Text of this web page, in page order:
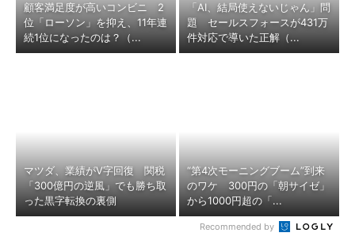
顧客満足度が高いコンビニ 2
位「ローソン」を抑え、11年連
続1位になったのは？（...
「AI、結局使えないじゃん」問
題 セールスフォースが431万
件対応で導いた正解（...
マツダ、業績がV字回復 関税
「300億円の逆風」でも勝ち取
った黒字転換の裏側
“第4次モーニングブーム”到来
のワケ 300円の「朝サイゼ」
から1000円超の「...
Recommended by